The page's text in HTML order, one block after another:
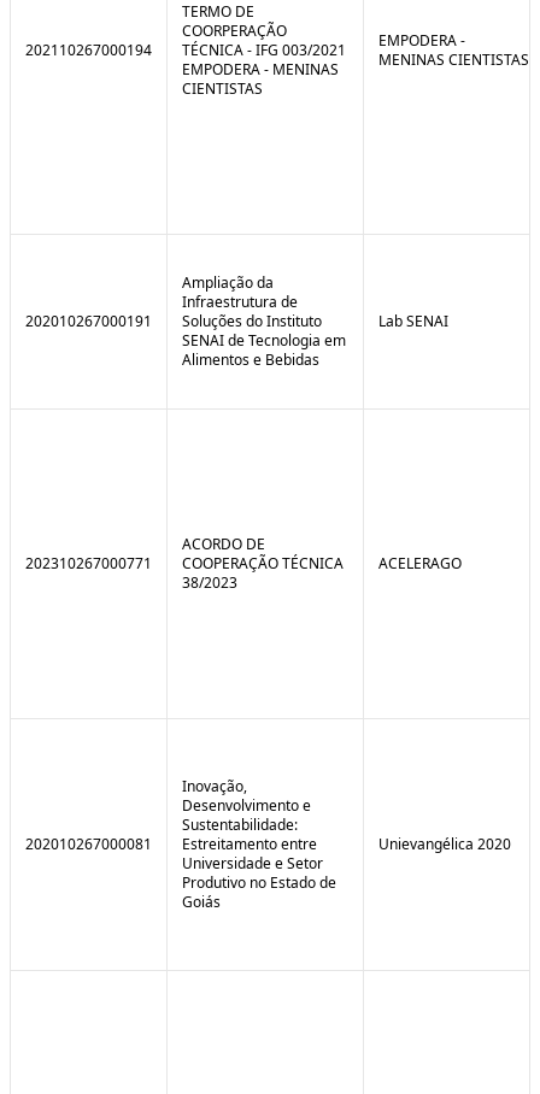
202110267000194
TERMO DE
COORPERAÇÃO
TÉCNICA - IFG 003/2021
EMPODERA - MENINAS
CIENTISTAS
EMPODERA -
MENINAS CIENTISTAS
202010267000191
Ampliação da
Infraestrutura de
Soluções do Instituto
SENAI de Tecnologia em
Alimentos e Bebidas
Lab SENAI
202310267000771
ACORDO DE
COOPERAÇÃO TÉCNICA
38/2023
ACELERAGO
202010267000081
Inovação,
Desenvolvimento e
Sustentabilidade:
Estreitamento entre
Universidade e Setor
Produtivo no Estado de
Goiás
Unievangélica 2020